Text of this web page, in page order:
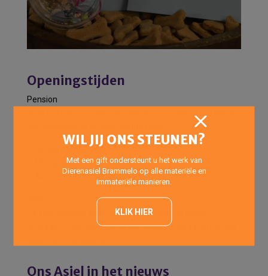
Openingstijden
Pension
Voor het halen en brengen van pensiondieren het gehele
Elke dag van de week:
’s Morgens: 10:00 uur -12:00 uur
’s Avonds : 17:00 uur -18:00 uur
Op telefonische afspraak elke dag van de week.
Vrijdags: 14:00 uur – 20:00 uur (Inloopmiddag- en avond
Ons Asiel in het nieuws
WIL JIJ ONS STEUNEN?
Met een gift ondersteunt u het werk van
Dierenasiel Brammelo op alle materiële en
immateriële manieren.
KLIK HIER